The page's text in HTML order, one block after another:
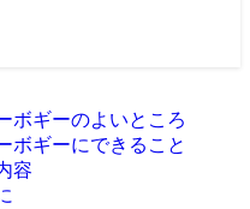
ボギーのよいところ
ボギーにできること
容